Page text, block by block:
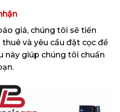
giá, chúng tôi sẽ tiến
và yêu cầu đặt cọc để
này giúp chúng tôi chuẩn